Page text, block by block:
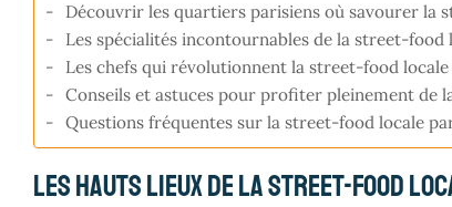
Découvrir les quartiers parisiens où savourer la
Les spécialités incontournables de la street-
Les chefs qui révolutionnent la street-food
Conseils et astuces pour profiter pleinement de
Questions fréquentes sur la street-food locale
Les hauts lieux de la street-food